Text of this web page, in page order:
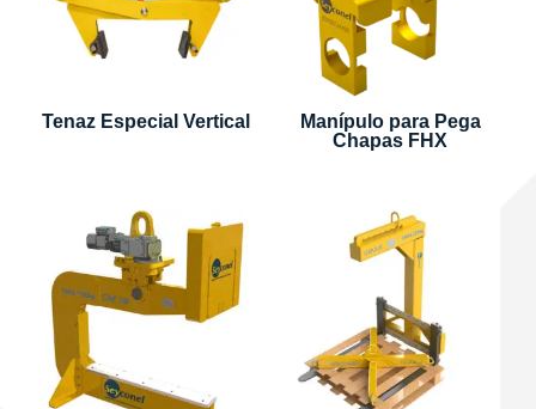
Tenaz Especial Vertical
Manípulo para Pega
Chapas FHX